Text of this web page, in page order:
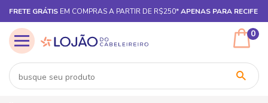
FRETE GRÁTIS EM COMPRAS A PARTIR DE R$250*APENAS PARA RECIFE
0